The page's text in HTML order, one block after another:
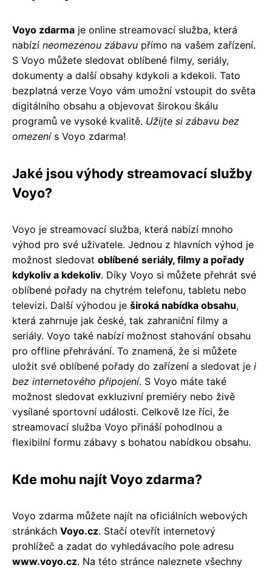
Voyo zdarma je online streamovací služba, která
nabízí neomezenou zábavu přímo na vašem zařízení.
S Voyo můžete sledovat oblíbené filmy, seriály,
dokumenty a další obsahy kdykoli a kdekoli. Tato
bezplatná verze Voyo vám umožní vstoupit do světa
digitálního obsahu a objevovat širokou škálu
programů ve vysoké kvalitě. Užijte si zábavu bez
omezenís Voyo zdarma!
Jaké jsou výhody streamovací služby
Voyo?
Voyo je streamovací služba, která nabízí mnoho
výhod pro své uživatele. Jednou z hlavních výhod je
možnost sledovat oblíbené seriály, filmy a pořady
kdykoliv a kdekoliv. Díky Voyo si můžete přehrát své
oblíbené pořady na chytrém telefonu, tabletu nebo
televizi. Další výhodou je široká nabídka obsahu,
která zahrnuje jak české, tak zahraniční filmy a
seriály. Voyo také nabízí možnost stahování obsahu
pro offline přehrávání. To znamená, že si můžete
uložit své oblíbené pořady do zařízení a sledovat je i
bez internetového připojení. S Voyo máte také
možnost sledovat exkluzivní premiéry nebo živě
vysílané sportovní události. Celkově lze říci, že
streamovací služba Voyo přináší pohodlnou a
flexibilní formu zábavy s bohatou nabídkou obsahu.
Kde mohu najít Voyo zdarma?
Voyo zdarma můžete najít na oficiálních webových
stránkách Voyo.cz. Stačí otevřít internetový
prohlížeč a zadat do vyhledávacího pole adresu
www.voyo.cz. Na této stránce naleznete všechny